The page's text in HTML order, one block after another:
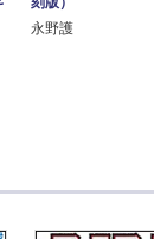
永野護